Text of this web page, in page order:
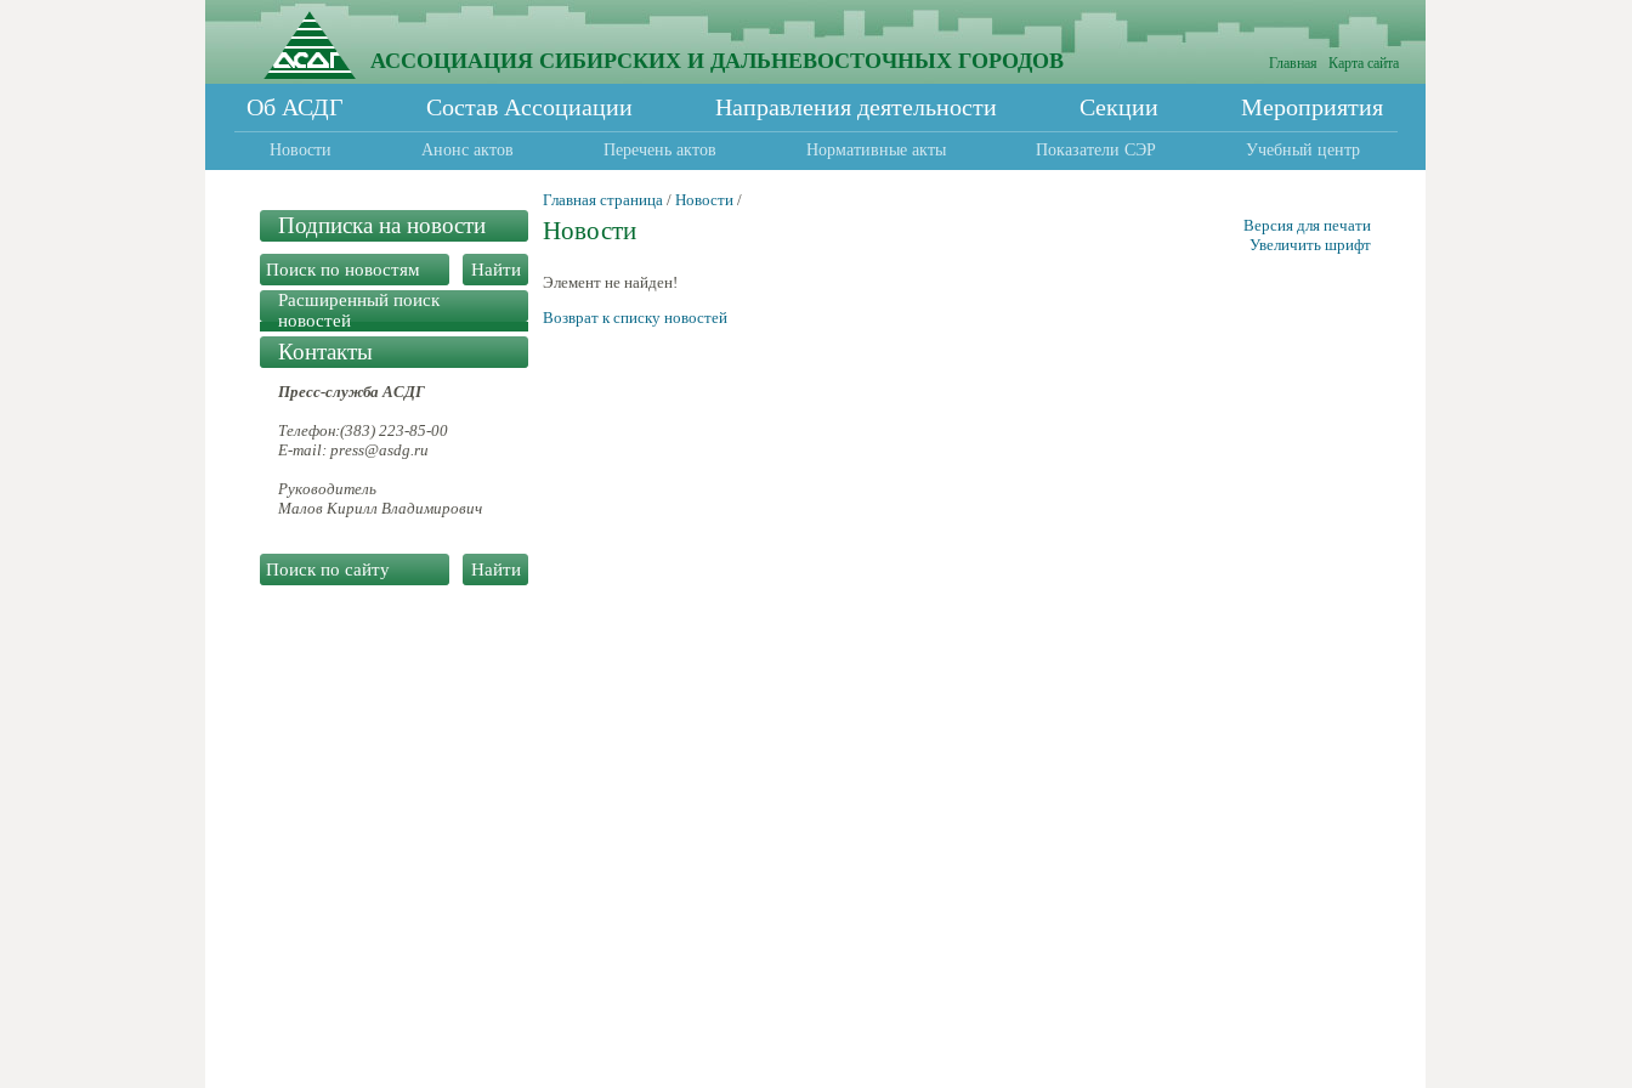
АССОЦИАЦИЯ СИБИРСКИХ И ДАЛЬНЕВОСТОЧНЫХ ГОРОДОВ Главная Карта сайта
Об АСДГ Состав Ассоциации Направления деятельности Секции Мероприятия
Новости Анонс актов Перечень актов Нормативные акты Показатели СЭР Учебный центр
Подписка на новости
Расширенный поиск
новостей
Контакты
Пресс-служба АСДГ
Телефон:(383) 223-85-00
E-mail: press@asdg.ru
Руководитель
Малов Кирилл Владимирович
Главная страница / Новости /
Новости
Версия для печати
Увеличить шрифт
Элемент не найден!
Возврат к списку новостей